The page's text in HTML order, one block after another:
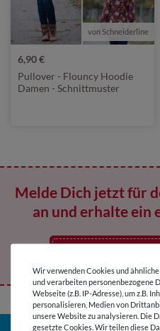
von Schneiderline
6,90 €
Pullover - Flouncy Hoodie
Damen - Schnittmuster
Melde Dich jetzt für
an und erhalte ein
Wir verwenden Cookies und
und verarbeiten personenbezogene
Webseite (z.B. IP-Adresse), um z.B.
personalisieren, Medien von
unsere Website zu analysieren. Die
gesetzte Cookies. Wir teilen diese